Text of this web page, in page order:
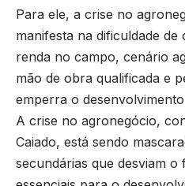
Para ele, a crise no
manifesta na dificuldade de
renda no campo, cenário
mão de obra qualificada e
emperra o
A crise no agronegócio,
Caiado, está sendo
secundárias que desviam o